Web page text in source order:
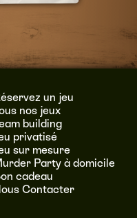
un jeu
nos jeux
building
privatisé
sur mesure
Party à domicile
cadeau
Contacter